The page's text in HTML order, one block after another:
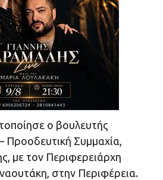
ο βουλευτής
Προοδευτική Συμμαχία,
με τον Περιφερειάρχη
στην Περιφέρεια.